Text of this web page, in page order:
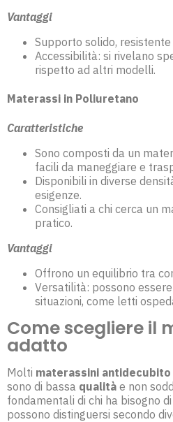
Vantaggi
Supporto solido,
Accessibilità: si rivelano
rispetto ad altri modelli.
Materassi in Poliuretano
Caratteristiche
Sono composti da un
facili da maneggiare e
Disponibili in diverse
esigenze.
Consigliati a chi cerca un
pratico.
Vantaggi
Offrono un equilibrio tra
Versatilità: possono
situazioni, come letti
Come scegliere il
adatto
Molti materassini antidecubito
sono di bassa qualità e non
fondamentali di chi ha bisogno
possono distinguersi secondo